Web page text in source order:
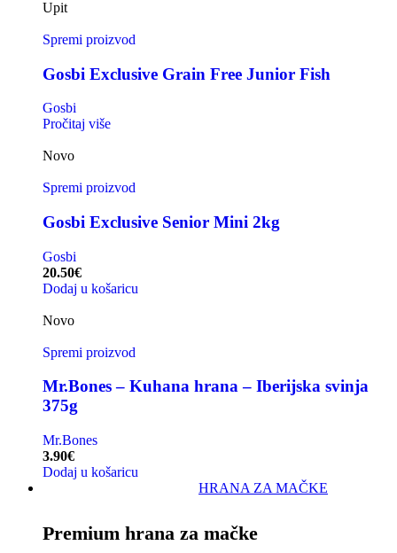
Upit
Spremi proizvod
Gosbi Exclusive Grain Free Junior Fish
Gosbi
Pročitaj više
Novo
Spremi proizvod
Gosbi Exclusive Senior Mini 2kg
Gosbi
20.50€
Dodaj u košaricu
Novo
Spremi proizvod
Mr.Bones – Kuhana hrana – Iberijska svinja
375g
Mr.Bones
3.90€
Dodaj u košaricu
HRANA ZA MAČKE
Premium hrana za mačke